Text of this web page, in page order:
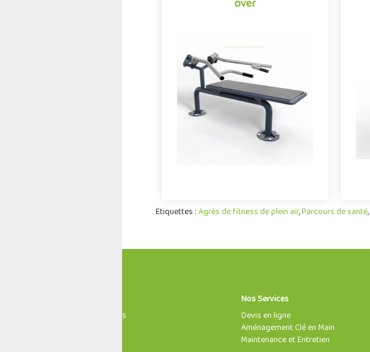
Appareil de fitness pour
aménagements extérieurs accessible
à partir de 14 ans, le Banc de
musculation Pull-over permet à ses..
Offre partenaire
Etiquettes :Agrès de fitness de plein air,Parcours de santé,
À propos de nous
Nos Services
Devis en ligne
Aménagement Clé en Main
Maintenance et Entretien